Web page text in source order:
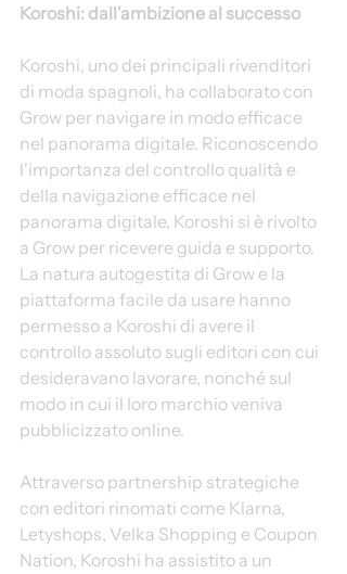
Koroshi: dall'ambizione al successo
Koroshi, uno dei principali rivenditori
di moda spagnoli, ha collaborato con
Grow per navigare in modo efficace
nel panorama digitale. Riconoscendo
l'importanza del controllo qualità e
della navigazione efficace nel
panorama digitale, Koroshi si è rivolto
a Grow per ricevere guida e supporto.
La natura autogestita di Grow e la
piattaforma facile da usare hanno
permesso a Koroshi di avere il
controllo assoluto sugli editori con cui
desideravano lavorare, nonché sul
modo in cui il loro marchio veniva
pubblicizzato online.
Attraverso partnership strategiche
con editori rinomati come Klarna,
Letyshops, Velka Shopping e Coupon
Nation, Koroshi ha assistito a un